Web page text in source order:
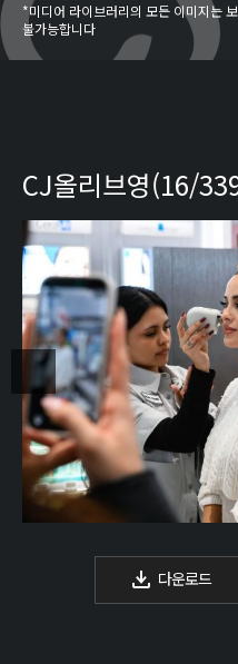
*미디어 라이브러리의 모든 이미지는
불가능합니다
CJ올리브영(16/
다운로드